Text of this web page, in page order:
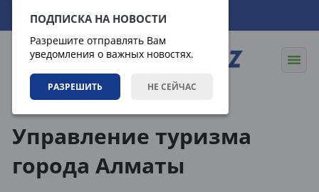
ПОДПИСКА НА НОВОСТИ
Разрешите отправлять Вам
уведомления о важных новостях.
РАЗРЕШИТЬ НЕ СЕЙЧАС
08.08.2026 02:09:41
Управление туризма
города Алматы